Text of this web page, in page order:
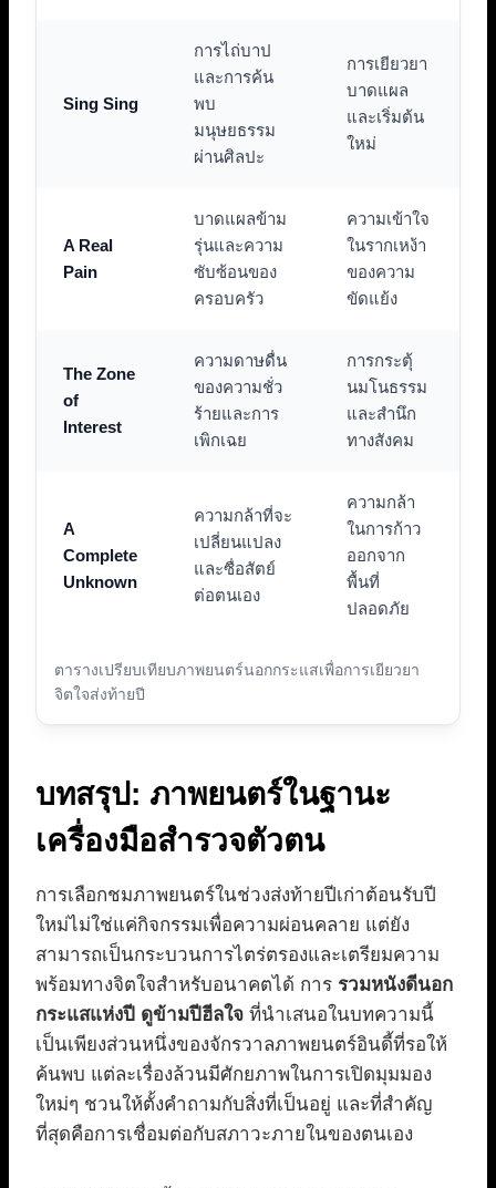
ตารางเปรียบเทียบภาพยนตร์นอกกระแสเพื่อการเยียวยา
จิตใจส่งท้ายปี
Sing Sing
การไถ่บาป
และการค้น
พบ
มนุษยธรรม
ผ่านศิลปะ
การเยียวยา
บาดแผล
และเริ่มต้น
ใหม่
A Real
Pain
บาดแผลข้าม
รุ่นและความ
ซับซ้อนของ
ครอบครัว
ความเข้าใจ
ในรากเหง้า
ของความ
ขัดแย้ง
The Zone
of
Interest
ความดาษดื่น
ของความชั่ว
ร้ายและการ
เพิกเฉย
การกระตุ้
นมโนธรรม
และสำนึก
ทางสังคม
A
Complete
Unknown
ความกล้าที่จะ
เปลี่ยนแปลง
และซื่อสัตย์
ต่อตนเอง
ความกล้า
ในการก้าว
ออกจาก
พื้นที่
ปลอดภัย
บทสรุป: ภาพยนตร์ในฐานะ
เครื่องมือสำรวจตัวตน
การเลือกชมภาพยนตร์ในช่วงส่งท้ายปีเก่าต้อนรับปี
ใหม่ไม่ใช่แค่กิจกรรมเพื่อความผ่อนคลาย แต่ยัง
สามารถเป็นกระบวนการไตร่ตรองและเตรียมความ
พร้อมทางจิตใจสำหรับอนาคตได้ การ รวมหนังดีนอก
กระแสแห่งปี ดูข้ามปีฮีลใจ ที่นำเสนอในบทความนี้
เป็นเพียงส่วนหนึ่งของจักรวาลภาพยนตร์อินดี้ที่รอให้
ค้นพบ แต่ละเรื่องล้วนมีศักยภาพในการเปิดมุมมอง
ใหม่ๆ ชวนให้ตั้งคำถามกับสิ่งที่เป็นอยู่ และที่สำคัญ
ที่สุดคือการเชื่อมต่อกับสภาวะภายในของตนเอง